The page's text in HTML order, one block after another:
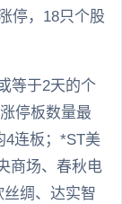
停，18只个股
等于2天的个
停板数量最
4连板；*ST美
商场、春秋电
绸、达实智